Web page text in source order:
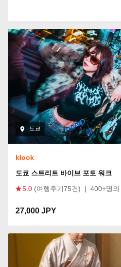
도쿄
klook
도쿄 스트리트 바이브 포토 워크
5.0 (여행후기75건) | 400+명의
27,000 JPY